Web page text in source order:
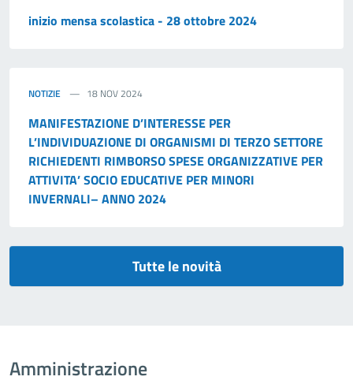
inizio mensa scolastica - 28 ottobre 2024
NOTIZIE 18 NOV 2024
MANIFESTAZIONE D’INTERESSE PER
L’INDIVIDUAZIONE DI ORGANISMI DI TERZO SETTORE
RICHIEDENTI RIMBORSO SPESE ORGANIZZATIVE PER
ATTIVITA’ SOCIO EDUCATIVE PER MINORI
INVERNALI– ANNO 2024
Tutte le novità
Amministrazione